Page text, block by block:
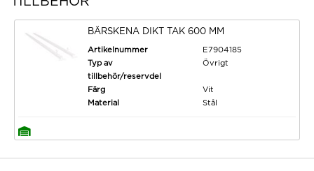
BÄRSKENA DIKT TAK 600 MM
Artikelnummer
E7904185
Typ av
tillbehör/reservdel
Övrigt
Färg
Vit
Material
Stål